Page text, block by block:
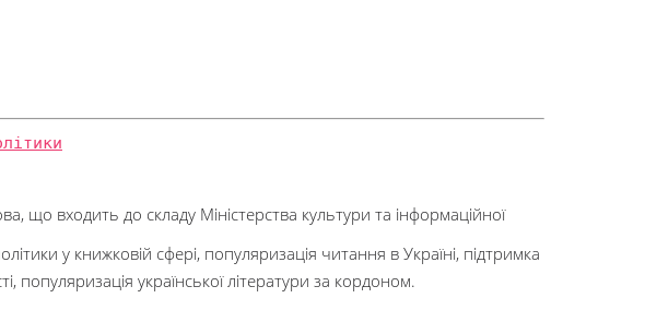
що входить до складу Міністерства культури та інформаційної
у книжковій сфері, популяризація читання в Україні, підтримка
популяризація української літератури за кордоном.